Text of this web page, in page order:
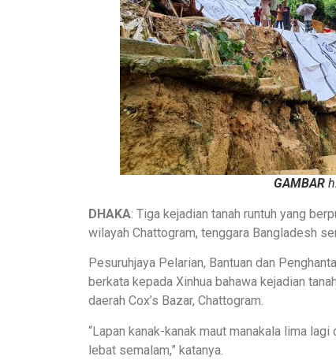
GAMBAR
DHAKA: Tiga kejadian tanah runtuh yang
wilayah Chattogram, tenggara Bangladesh
Pesuruhjaya Pelarian, Bantuan dan
berkata kepada Xinhua bahawa kejadian
daerah Cox’s Bazar, Chattogram.
“Lapan kanak-kanak maut manakala lima
lebat semalam,” katanya.